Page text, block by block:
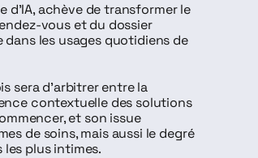
d'IA, achève de transformer le
vous et du dossier
les usages quotidiens de
sera d'arbitrer entre la
contextuelle des solutions
et son issue
de soins, mais aussi le degré
plus intimes.